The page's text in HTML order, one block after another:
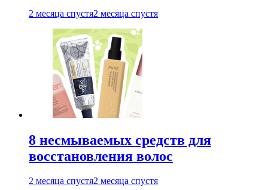
2 месяца спустя2 месяца спустя
8 несмываемых средств для
восстановления волос
2 месяца спустя2 месяца спустя